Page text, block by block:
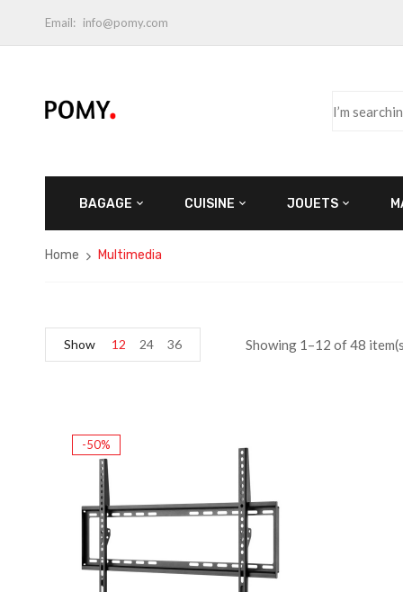
Email: info@pomy.com
BAGAGE CUISINE JOUETS
Home Multimedia
Showing 1–12 of 48
Show 12 24 36
-50%